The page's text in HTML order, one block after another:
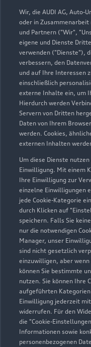
Wir, die AUDI AG,
oder in
und Partnern ("Wir",
eigene und Dienste
verwenden ("Dienste"),
verbessern, den
und auf Ihre Interessen
einschließlich
externe Inhalte ein, um
Hierdurch werden
Servern von Dritten
Daten von Ihrem
werden. Cookies,
externen Inhalten
Um diese Dienste
Einwilligung. Mit einem
Ihre Einwilligung zur
einzelne Einwilligungen
jede Cookie-Kategorie
durch Klicken auf
speichern. Falls Sie
nur die notwendigen
Manager, unser
sind nicht gesetzlich
einzuwilligen, aber
können Sie bestimmte
nutzen. Sie können Ihre
aufgeführten Kategorien
Einwilligung jederzeit
widerrufen. Für den
die "Cookie-
Informationen sowie
personenbezogenen